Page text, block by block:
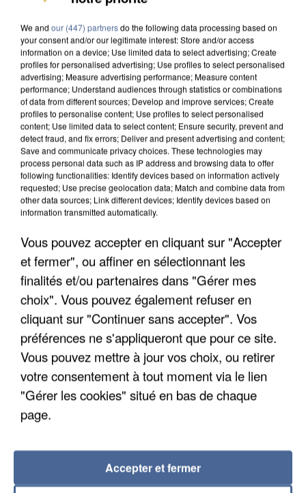
UNE TOURISTE DE L’OISE EMPORTÉE PAR UNE
COULÉE DE BOUE EN HAUTE-SAVOIE
We and our (447) partnersdo the following data processing based on
your consent and/or our legitimate interest: Store and/or access
information on a device; Use limited data to select advertising; Create
profiles for personalised advertising; Use profiles to select personalised
advertising; Measure advertising performance; Measure content
performance; Understand audiences through statistics or combinations
of data from different sources; Develop and improve services; Create
profiles to personalise content; Use profiles to select personalised
content; Use limited data to select content; Ensure security, prevent and
detect fraud, and fix errors; Deliver and present advertising and content;
Save and communicate privacy choices. These technologies may
process personal data such as IP address and browsing data to offer
following functionalities: Identify devices based on information actively
requested; Use precise geolocation data; Match and combine data from
other data sources; Link different devices; Identify devices based on
information transmitted automatically.
Vous pouvez accepter en cliquant sur "Accepter
et fermer", ou affiner en sélectionnant les
finalités et/ou partenaires dans "Gérer mes
choix". Vous pouvez également refuser en
cliquant sur "Continuer sans accepter". Vos
préférences ne s'appliqueront que pour ce site.
Vous pouvez mettre à jour vos choix, ou retirer
votre consentement à tout moment via le lien
"Gérer les cookies" situé en bas de chaque
page.
Accepter et fermer